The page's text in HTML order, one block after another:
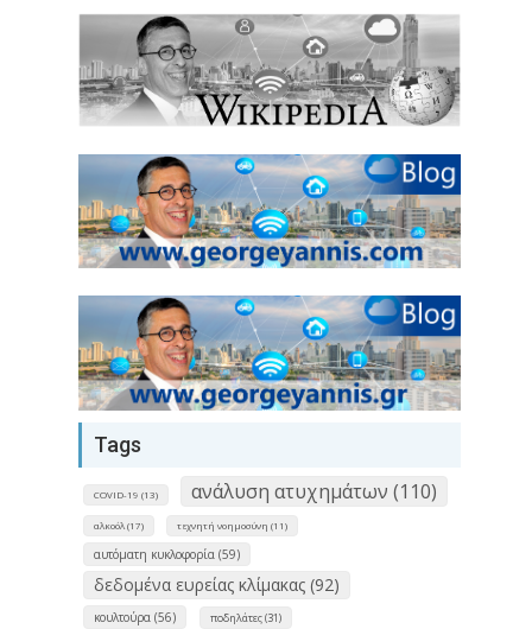
Tags
COVID-19 (13) ανάλυση ατυχημάτων (110)
αλκοόλ (17) τεχνητή νοημοσύνη (11)
αυτόματη κυκλοφορία (59)
δεδομένα ευρείας κλίμακας (92)
κουλτούρα (56) ποδηλάτες (31)